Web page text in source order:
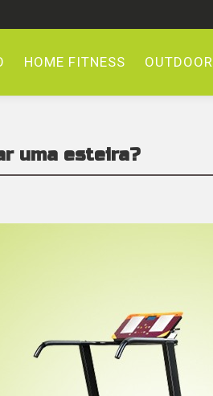
HOME FITNESS OUTDOOR
uma esteira?